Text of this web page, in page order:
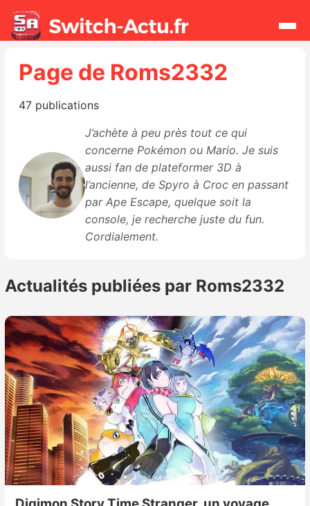
Rechercher
Jeux
Hardware
Mises à jour
Nintendo Direct
Tests et previews
Tests de jeux
Tests d’accessoires
Autres tests
Page de Roms2332
47 publications
J’achète à peu près tout ce qui
concerne Pokémon ou Mario. Je suis
aussi fan de plateformer 3D à
l’ancienne, de Spyro à Croc en passant
par Ape Escape, quelque soit la
console, je recherche juste du fun.
Cordialement.
Actualités publiées par Roms2332